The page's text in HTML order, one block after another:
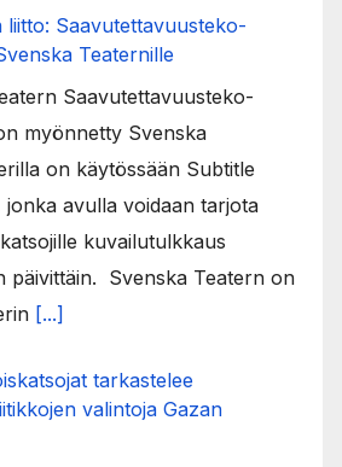
liitto: Saavutettavuusteko-
Teaternille
Saavutettavuusteko-
myönnetty Svenska
on käytössään Subtitle
avulla voidaan tarjota
kuvailutulkkaus
päivittäin. Svenska Teatern on
[...]
tarkastelee
valintoja Gazan